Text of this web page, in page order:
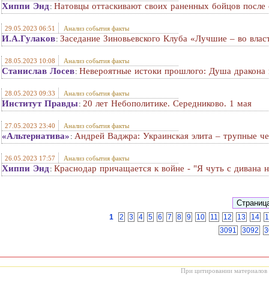
Хиппи Энд : Натовцы оттаскивают своих раненных бойцов после
29.05.2023 06:51 Анализ события факты
И.А.Гулаков: Заседание Зиновьевского Клуба «Лучшие – во
28.05.2023 10:08 Анализ события факты
Станислав Лосев: Невероятные истоки прошлого: Душа дракона
28.05.2023 09:33 Анализ события факты
Институт Правды: 20 лет Небополитике. Середниково. 1 мая
27.05.2023 23:40 Анализ события факты
«Альтернатива» : Андрей Ваджра: Украинская элита – трупные
26.05.2023 17:57 Анализ события факты
Хиппи Энд : Краснодар причащается к войне - "Я чуть с дивана
1 2 3 4 5 6 7 8 9 10 11 12 13 14
3091
3092
При цитировании материалов